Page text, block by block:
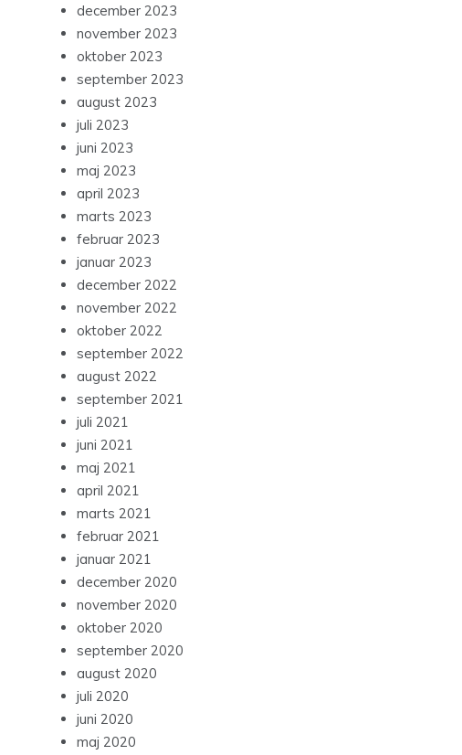
december 2023
november 2023
oktober 2023
september 2023
august 2023
juli 2023
juni 2023
maj 2023
april 2023
marts 2023
februar 2023
januar 2023
december 2022
november 2022
oktober 2022
september 2022
august 2022
september 2021
juli 2021
juni 2021
maj 2021
april 2021
marts 2021
februar 2021
januar 2021
december 2020
november 2020
oktober 2020
september 2020
august 2020
juli 2020
juni 2020
maj 2020